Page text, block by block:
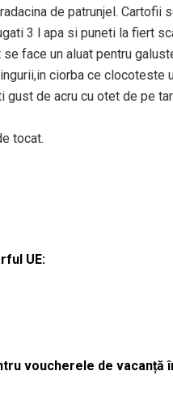
de patrunjel.
3 l apa si puneti la fiert
face un aluat pentru
ciorba ce clocoteste
gust de acru cu otet de pe
tocat.
UE:
voucherele de vacanță